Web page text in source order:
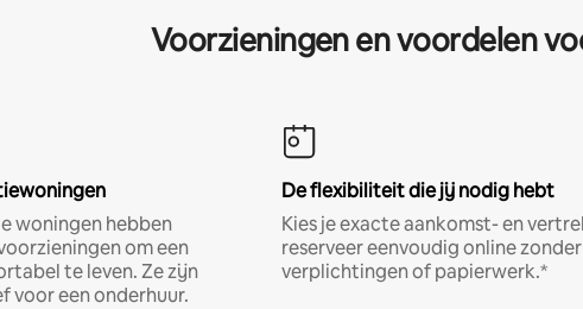
Voorzieningen en voordelen
woningen hebben
om een
te leven. Ze zijn
een onderhuur.
De flexibiliteit die jij nodig hebt
Kies je exacte aankomst- en
reserveer eenvoudig online
verplichtingen of papierwerk.*